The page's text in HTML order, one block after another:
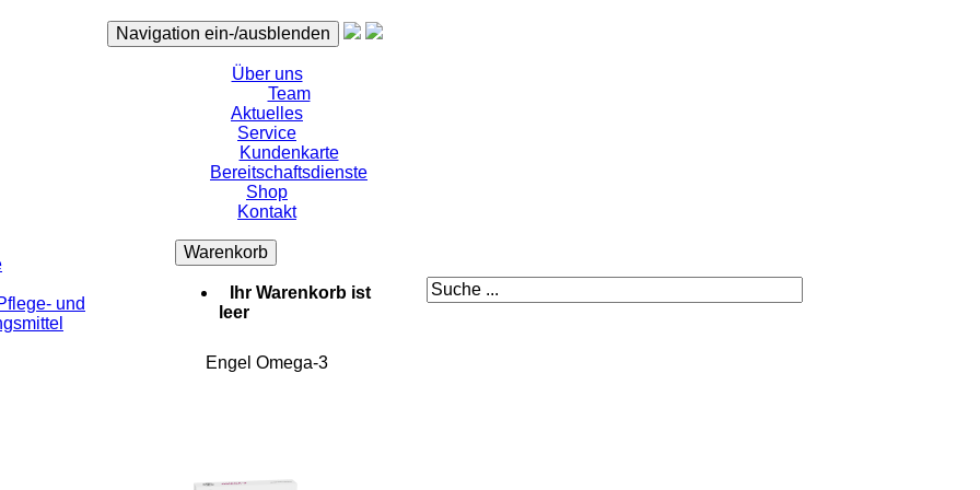
Navigation ein-/ausblenden
Über uns
Team
Aktuelles
Service
Kundenkarte
Bereitschaftsdienste
Shop
Kontakt
Warenkorb
Ihr Warenkorb ist
leer
und
Engel Omega-3